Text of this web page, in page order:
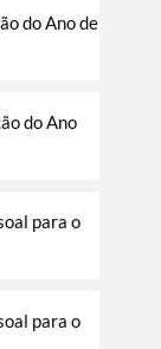
do Ano de
do Ano
para o
para o